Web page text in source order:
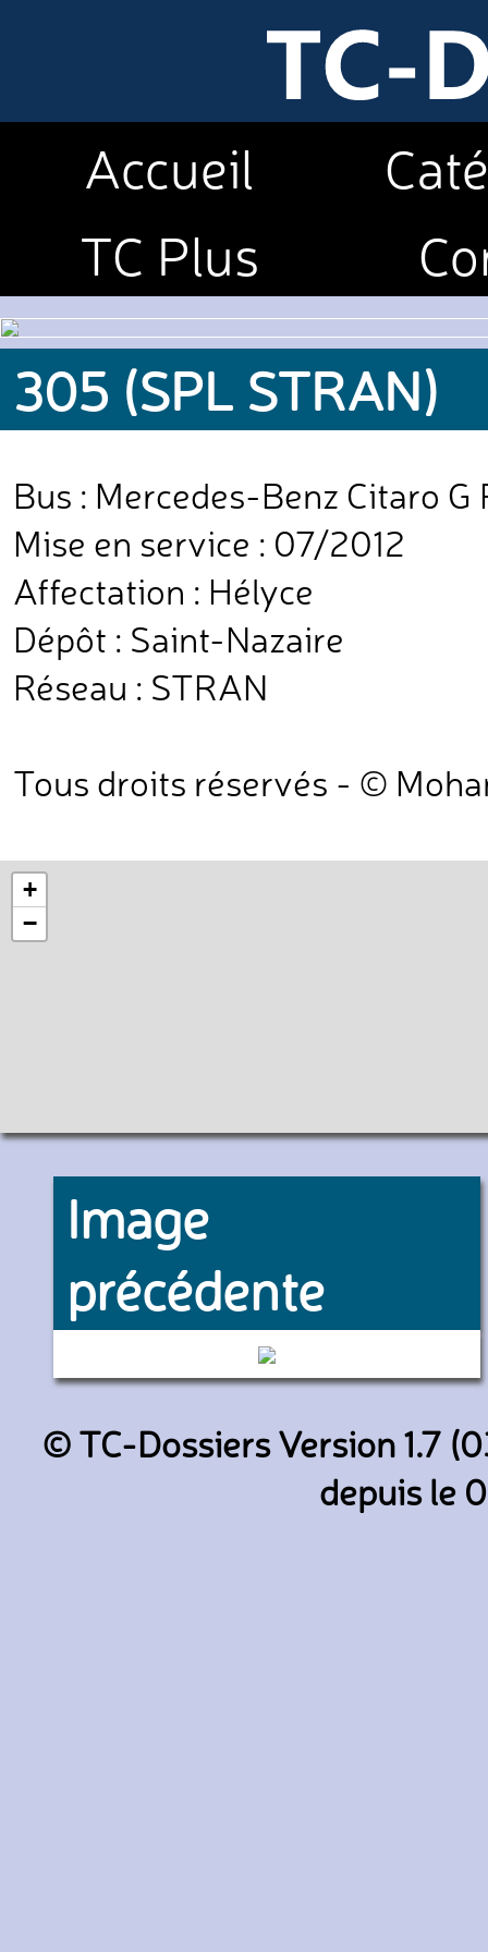
Accueil
TC Plus
305 (SPL STRAN)
Bus : Mercedes-Benz Citaro G
Mise en service : 07/2012
Affectation : Hélyce
Dépôt : Saint-Nazaire
Réseau : STRAN
Tous droits réservés - ©
+
−
Image
précédente
885 (CTS)
© TC-Dossiers Version 1.7
depuis le